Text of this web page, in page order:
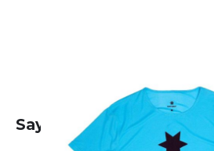
Saysky Logo Flow T-shirt